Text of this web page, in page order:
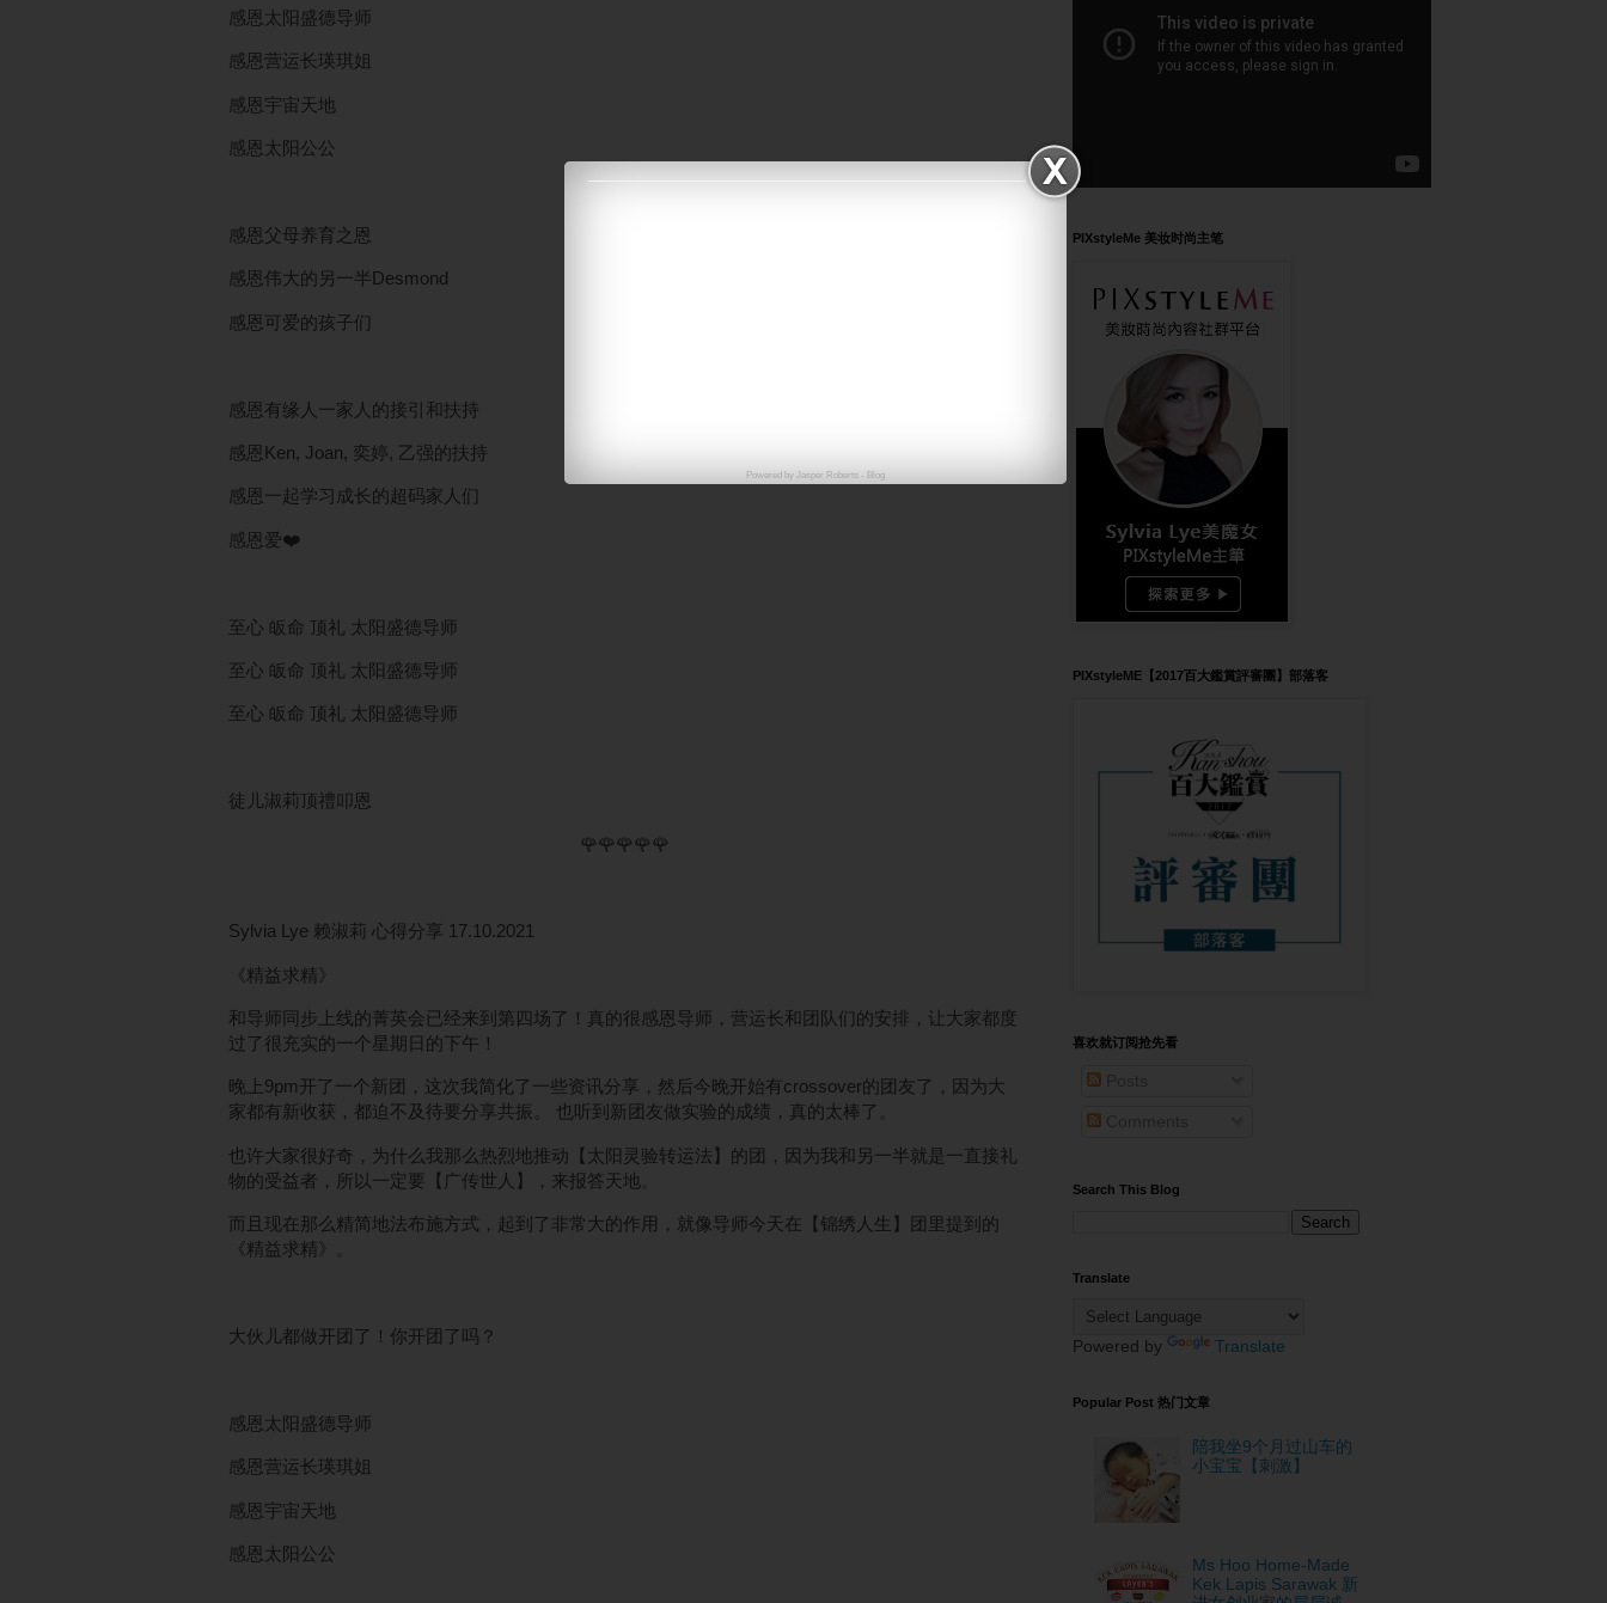
Powered by Jasper Roberts- Blog
感恩太阳盛德导师
感恩营运长瑛琪姐
感恩宇宙天地
感恩太阳公公
感恩父母养育之恩
感恩伟大的另一半Desmond
感恩可爱的孩子们
感恩有缘人一家人的接引和扶持
感恩Ken, Joan, 奕婷, 乙强的扶持
感恩一起学习成长的超码家人们
感恩爱❤️
至心 皈命 顶礼 太阳盛德导师
至心 皈命 顶礼 太阳盛德导师
至心 皈命 顶礼 太阳盛德导师
徒儿淑莉顶禮叩恩
🌹🌹🌹🌹🌹
Sylvia Lye 赖淑莉 心得分享 17.10.2021
《精益求精》
和导师同步上线的菁英会已经来到第四场了！真的很感恩导师，营运长和团队们的安排，让大家都度
过了很充实的一个星期日的下午！
晚上9pm开了一个新团，这次我简化了一些资讯分享，然后今晚开始有crossover的团友了，因为大
家都有新收获，都迫不及待要分享共振。 也听到新团友做实验的成绩，真的太棒了。
也许大家很好奇，为什么我那么热烈地推动【太阳灵验转运法】的团，因为我和另一半就是一直接礼
物的受益者，所以一定要【广传世人】，来报答天地。
而且现在那么精简地法布施方式，起到了非常大的作用，就像导师今天在【锦绣人生】团里提到的
《精益求精》。
大伙儿都做开团了！你开团了吗？
感恩太阳盛德导师
感恩营运长瑛琪姐
感恩宇宙天地
感恩太阳公公
PIXstyleMe 美妆时尚主笔
PIXstyleME【2017百大鑑賞評審團】部落客
喜欢就订阅抢先看
Search This Blog
Translate
Powered by Translate
Popular Post 热门文章
陪我坐9个月过山车的
小宝宝【刺激】
Ms Hoo Home-Made
Kek Lapis Sarawak 新